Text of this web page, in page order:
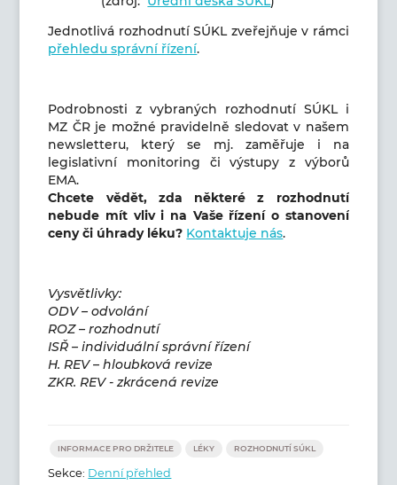
Jednotlivá rozhodnutí SÚKL zveřejňuje v rámci
přehledu správní řízení.
Podrobnosti z vybraných rozhodnutí SÚKL i
MZ ČR je možné pravidelně sledovat v našem
newsletteru, který se mj. zaměřuje i na
legislativní monitoring či výstupy z výborů
EMA.
Chcete vědět, zda některé z rozhodnutí
nebude mít vliv i na Vaše řízení o stanovení
ceny či úhrady léku? Kontaktuje nás.
Vysvětlivky:
ODV – odvolání
ROZ – rozhodnutí
ISŘ – individuální správní řízení
H. REV – hloubková revize
ZKR. REV - zkrácená revize
INFORMACE PRO DRŽITELE LÉKY ROZHODNUTÍ SÚKL
Sekce: Denní přehled